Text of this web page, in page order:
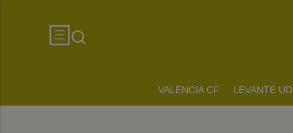
VALENCIA CF LEVANTE UD